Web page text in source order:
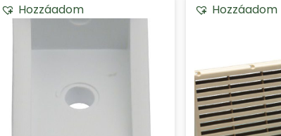
Hozzáadom Hozzáadom